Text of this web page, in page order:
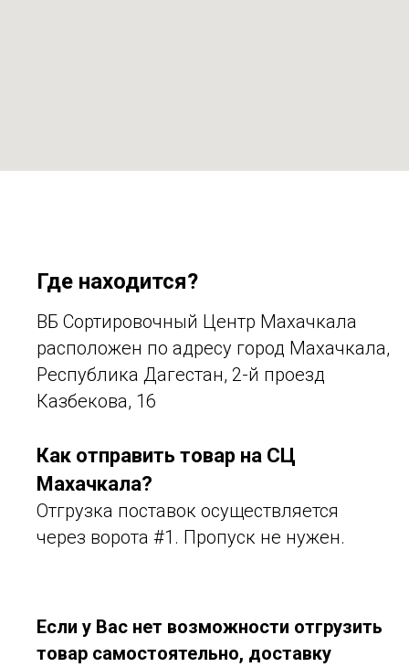
Где находится?
ВБ Сортировочный Центр Махачкала
расположен по адресу город Махачкала,
Республика Дагестан, 2-й проезд
Казбекова, 16
Как отправить товар на СЦ
Махачкала?
Отгрузка поставок осуществляется
через ворота #1. Пропуск не нужен.
Если у Вас нет возможности отгрузить
товар самостоятельно, доставку